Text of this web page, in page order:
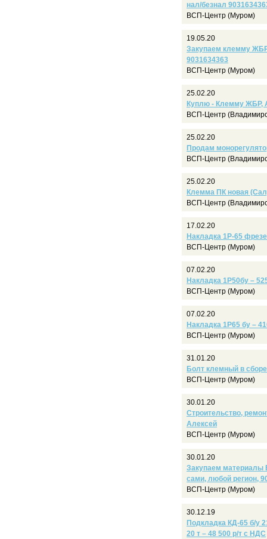
нал/безнал
ВСП-Центр (Муром)
19.05.20
Закупаем клемму
9031634363
ВСП-Центр (Муром)
25.02.20
Куплю - Клемму ЖБР,
ВСП-Центр
25.02.20
Продам
ВСП-Центр
25.02.20
Клемма ПК новая
ВСП-Центр
17.02.20
Накладка 1Р-65
ВСП-Центр (Муром)
07.02.20
Накладка 1Р50бу –
ВСП-Центр (Муром)
07.02.20
Накладка 1Р65 бу –
ВСП-Центр (Муром)
31.01.20
Болт клемный в
ВСП-Центр (Муром)
30.01.20
Строительство,
Алексей
ВСП-Центр (Муром)
30.01.20
Закупаем материалы
сами, любой регион,
ВСП-Центр (Муром)
30.12.19
Подкладка КД-65 б/у
20 т – 48 500 р/т с НДС